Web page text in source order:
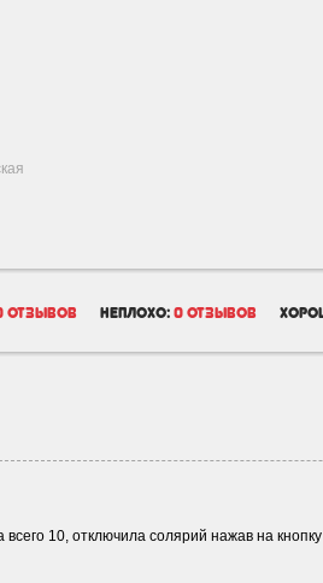
отзывов неплохо: 0 отзывов
10, отключила солярий нажав на